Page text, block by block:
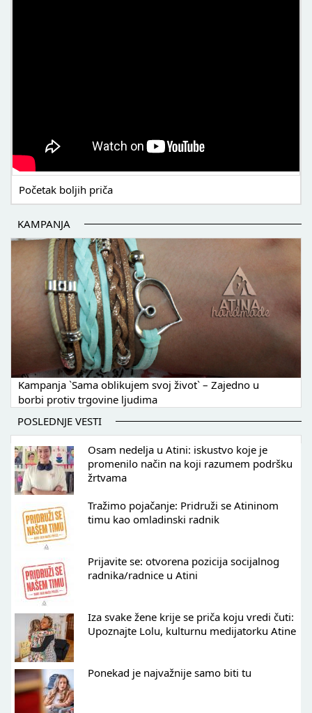
Početak boljih priča
KAMPANJA
Kampanja `Sama oblikujem svoj život` – Zajedno u
borbi protiv trgovine ljudima
POSLEDNJE VESTI
Osam nedelja u Atini: iskustvo koje je
promenilo način na koji razumem podršku
žrtvama
Tražimo pojačanje: Pridruži se Atininom
timu kao omladinski radnik
Prijavite se: otvorena pozicija socijalnog
radnika/radnice u Atini
Iza svake žene krije se priča koju vredi čuti:
Upoznajte Lolu, kulturnu medijatorku Atine
Ponekad je najvažnije samo biti tu